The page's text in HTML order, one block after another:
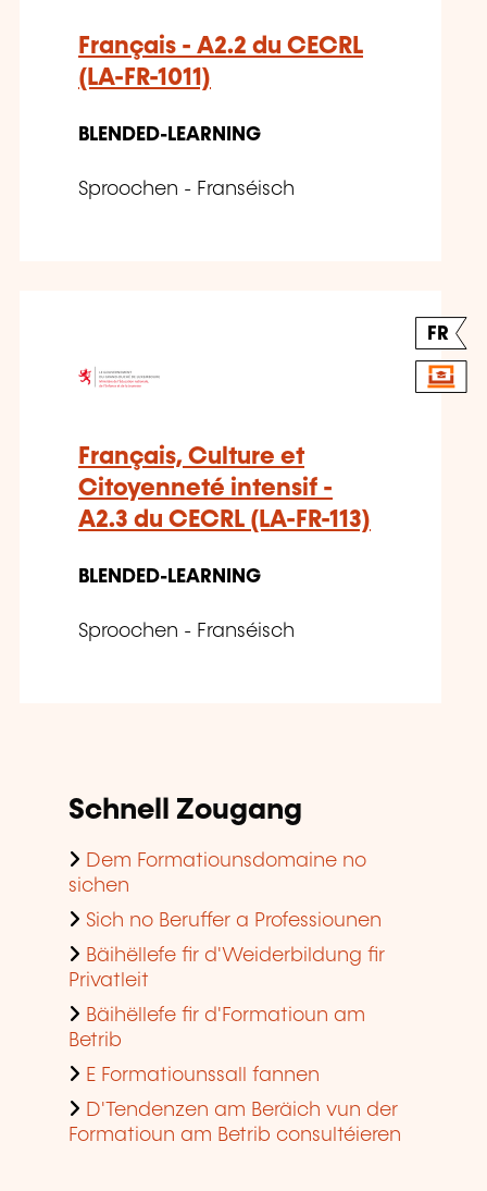
Français - A2.2 du CECRL
(LA-FR-1011)
BLENDED-LEARNING
Sproochen - Franséisch
FR
Français, Culture et
Citoyenneté intensif -
A2.3 du CECRL (LA-FR-113)
BLENDED-LEARNING
Sproochen - Franséisch
Schnell Zougang
Dem Formatiounsdomaine no
sichen
Sich no Beruffer a Professiounen
Bäihëllefe fir d'Weiderbildung fir
Privatleit
Bäihëllefe fir d'Formatioun am
Betrib
E Formatiounssall fannen
D'Tendenzen am Beräich vun der
Formatioun am Betrib consultéieren